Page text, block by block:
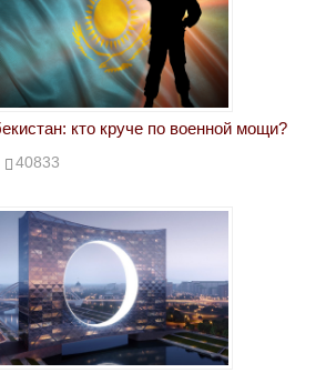
кто круче по военной мощи?
40833